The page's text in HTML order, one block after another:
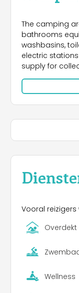
The camping
bathrooms
washbasins,
electric
supply for
waste
caravans and
nature lovers
the camper,
The residential
to be
Vooral
Wellness